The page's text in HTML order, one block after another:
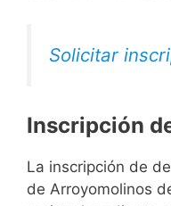
Solicitar
Inscripción
La inscripción de
de Arroyomolinos